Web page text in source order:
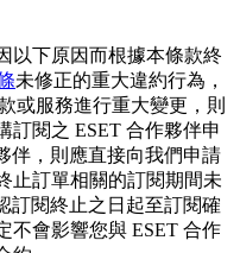
以下原因而根據本條款終
未修正的重大違約行為，
或服務進行重大變更，則
訂閱之 ESET 合作夥伴申
伴，則應直接向我們申請
止訂單相關的訂閱期間未
訂閱終止之日起至訂閱確
不會影響您與 ESET 合作